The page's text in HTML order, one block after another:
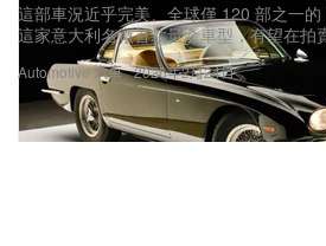
Automotive 汽車
這部車況近乎完美、全球僅 120 部之一
這家意大利名廠首款量產車型，有望在拍
2026年2月24日